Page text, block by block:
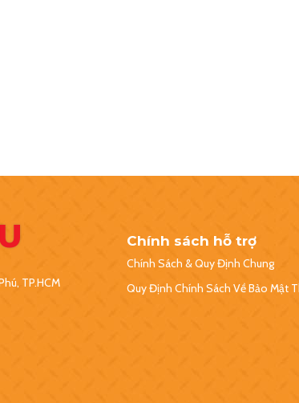
TP.HCM
Chính sách hỗ trợ
Chính Sách & Quy Định Chung
Quy Định Chính Sách Về Bảo Mật